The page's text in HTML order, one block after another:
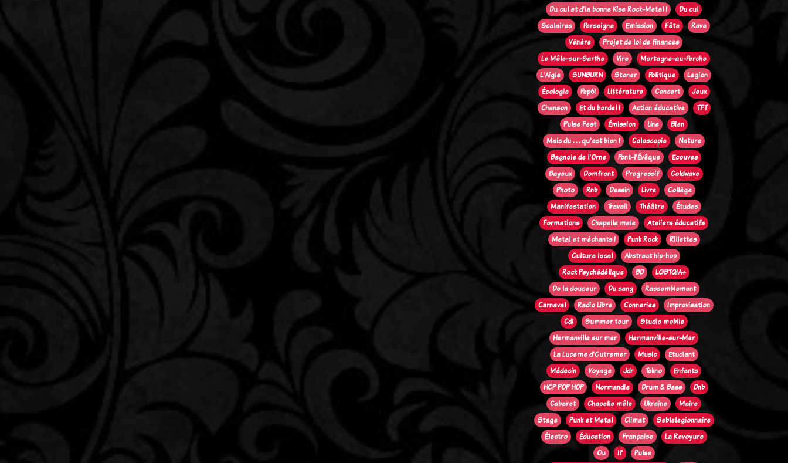
Du cul et d'la bonne Kise Rock-Metal !
Du cul
Scolaires
Perseigne Emission Fête
Rave
Vénère
Projet de loi de finances
Le Mêle-sur-Sarthe
Vire
Mortagne-au-Perche
L'Aigle
SUNBURN Stoner Politique
Legion
Écologie
Pep61 Littérature Concert
Jeux
Chanson
Et du bordel ! Action éducative
TFT
Pulse Fest
Émission Une
Bien
Mais du . . . qu'est bien !
Coloscopie
Nature
Bagnole de l'Orne
Pont-l'Évêque
Ecouves
Bayeux
Domfront Progressif
Coldwave
Photo
Rnb Dessin Livre
Collège
Manifestation
Travail Théâtre
Études
Formations
Chapelle mele
Ateliers éducatifs
Metal et méchants !
Punk Rock
Rillettes
Culture local
Abstract hip-hop
Rock Psychédélique
BD
LGBTQIA+
De la douceur
Du sang
Rassemblement
Carnaval
Radio Libre Conneries
Improvisation
Cdl
Summer tour
Studio mobile
Hermanville sur mer
Hermanville-sur-Mer
La Lucerne d'Outremer
Music
Etudiant
Médecin
Voyage Jdr Tekno
Enfants
HOP POP HOP
Normandie Drum & Bass
Dnb
Cabaret
Chapelle mêle Ukraine
Maire
Stage
Punk et Metal Climat
Seblelegionnaire
Électro
Éducation Française
La Revoyure
Ou
!?
Pulse